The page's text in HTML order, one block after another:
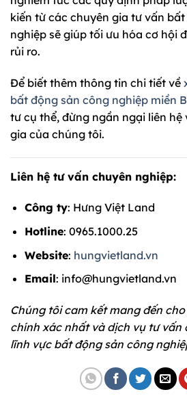
kiến từ các chuyên gia tư vấn
nghiệp sẽ giúp tối ưu hóa cơ hội
rủi ro.
Để biết thêm thông tin chi tiết về
bất động sản công nghiệp miền
tư cụ thể, đừng ngần ngại liên hệ
gia của chúng tôi.
Liên hệ tư vấn chuyên nghiệp:
Công ty: Hưng Việt Land
Hotline: 0965.1000.25
Website: hungvietland.vn
Email: info@hungvietland.vn
Chúng tôi cam kết mang đến
chính xác nhất và dịch vụ tư vấn
lĩnh vực bất động sản công